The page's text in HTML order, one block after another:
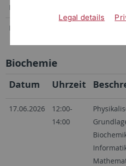
Di, 10.02.2026
Di, 24.02.2026
Biochemie
Datum Uhrzeit
17.06.2026
12:00-
14:00
Legal details